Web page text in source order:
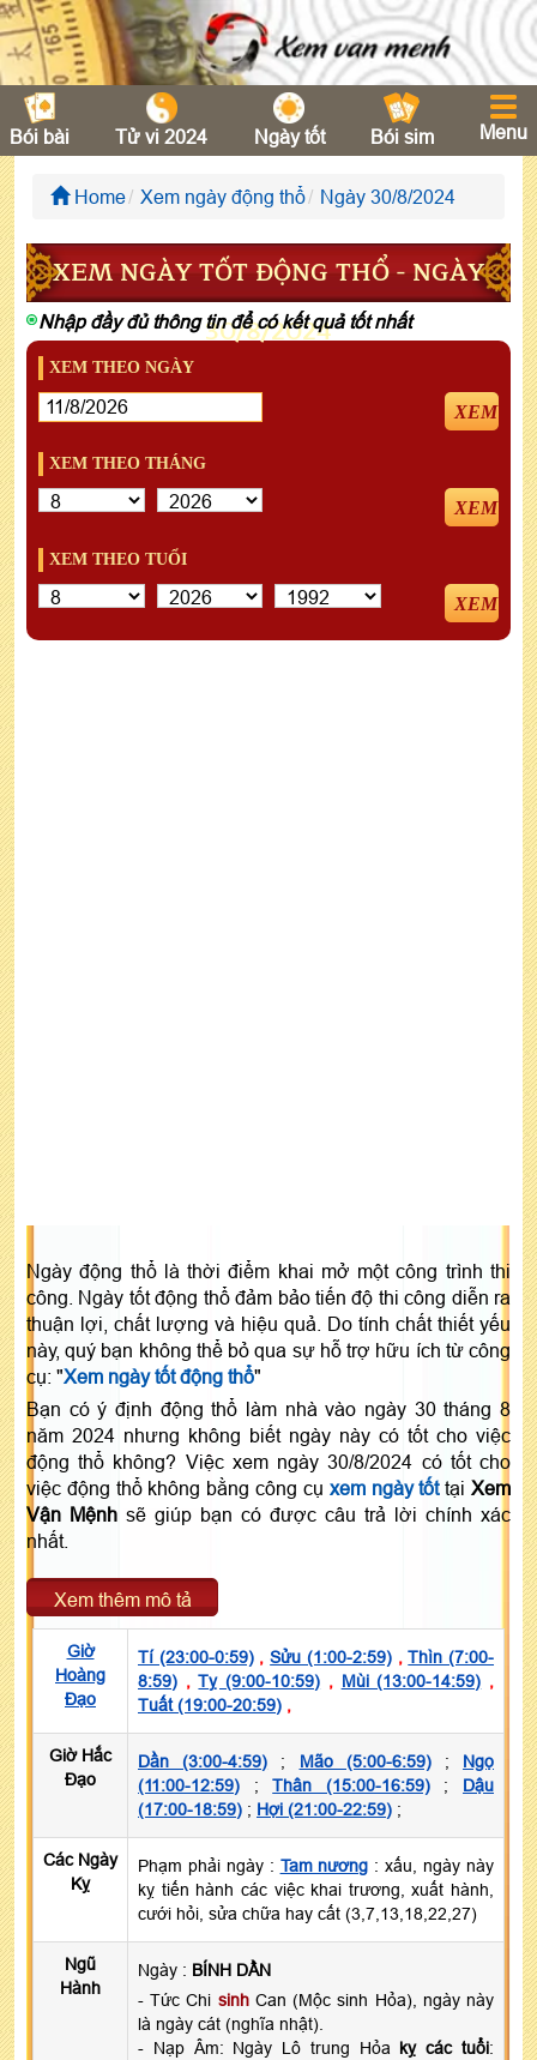
Bói bài Tử vi 2024 Ngày tốt Bói sim Menu
Home Xem ngày động thổ Ngày 30/8/2024
XEM NGÀY TỐT ĐỘNG THỔ - NGÀY
30/8/2024
Nhập đầy đủ thông tin để có kết quả tốt nhất
XEM THEO NGÀY
XEM
XEM THEO THÁNG
XEM
XEM THEO TUỔI
XEM
Ngày động thổ là thời điểm khai mở một công trình thi
công. Ngày tốt động thổ đảm bảo tiến độ thi công diễn ra
thuận lợi, chất lượng và hiệu quả. Do tính chất thiết yếu
này, quý bạn không thể bỏ qua sự hỗ trợ hữu ích từ công
cụ: "Xem ngày tốt động thổ"
Bạn có ý định động thổ làm nhà vào ngày 30 tháng 8
năm 2024 nhưng không biết ngày này có tốt cho việc
động thổ không? Việc xem ngày 30/8/2024 có tốt cho
việc động thổ không bằng công cụ xem ngày tốttạiXem
Vận Mệnh sẽ giúp bạn có được câu trả lời chính xác
nhất.
Xem thêm mô tả
Giờ
Hoàng
Đạo
Tí (23:00-0:59),Sửu (1:00-2:59),Thìn (7:00-
8:59) ,Tỵ (9:00-10:59) , Mùi (13:00-14:59) ,
Tuất (19:00-20:59) ,
Giờ Hắc
Đạo
Dần (3:00-4:59) ; Mão (5:00-6:59); Ngọ
(11:00-12:59) ;Thân (15:00-16:59); Dậu
(17:00-18:59) ; Hợi (21:00-22:59) ;
Các Ngày
Kỵ
Phạm phải ngày : Tam nương : xấu, ngày này
kỵ tiến hành các việc khai trương, xuất hành,
cưới hỏi, sửa chữa hay cất (3,7,13,18,22,27)
Ngũ
Hành
Ngày : BÍNH DẦN
- Tức Chi sinhCan (Mộc sinh Hỏa), ngày này
là ngày cát (nghĩa nhật).
- Nạp Âm: Ngày Lô trung Hỏa kỵ các tuổi: